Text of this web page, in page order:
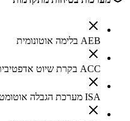
AEB בלימה אוטונומית
ACC בקרת שיוט אדפטיבית
ISA מערכת הגבלה אוטומטית למהירות הרכב